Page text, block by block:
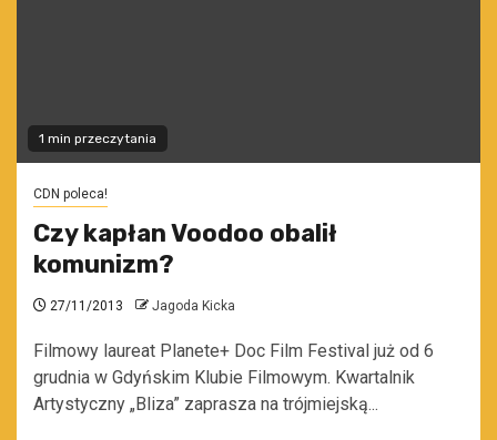
1 min przeczytania
CDN poleca!
Czy kapłan Voodoo obalił
komunizm?
27/11/2013 Jagoda Kicka
Filmowy laureat Planete+ Doc Film Festival już od 6
grudnia w Gdyńskim Klubie Filmowym. Kwartalnik
Artystyczny „Bliza” zaprasza na trójmiejską...